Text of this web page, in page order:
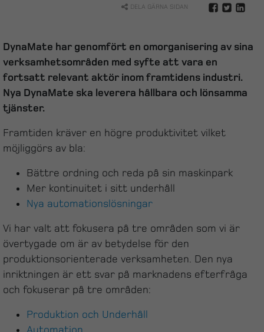
DELA GÄRNA SIDAN
DynaMate har genomfört en omorganisering av sina
verksamhetsområden med syfte att vara en
fortsatt relevant aktör inom framtidens industri.
Nya DynaMate ska leverera hållbara och lönsamma
tjänster.
Framtiden kräver en högre produktivitet vilket
möjliggörs av bla:
Bättre ordning och reda på sin maskinpark
Mer kontinuitet i sitt underhåll
Nya automationslösningar
Vi har valt att fokusera på tre områden som vi är
övertygade om är av betydelse för den
produktionsorienterade verksamheten. Den nya
inriktningen är ett svar på marknadens efterfråga
och fokuserar på tre områden:
Produktion och Underhåll
Automation